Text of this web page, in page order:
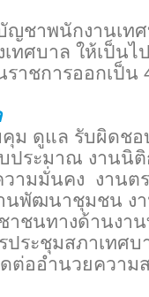
พนักงานเทศบ
เทศบาล ให้เป็
าชการออกเป็น
ล รับผิดชอบกา
บประมาณ งานนิ
วามมั่นคง งานต
านพัฒนาชุมชน
าชนทางด้านง
ประชุมสภาเทศ
ออำนวยความส